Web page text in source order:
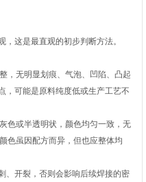
这是最直观的初步判断方法。
，无明显划痕、气泡、凹陷、凸起
，可能是原料纯度低或生产工艺不
色或半透明状，颜色均匀一致‌，无
色虽因配方而异，但也应整体均
、开裂‌，否则会影响后续焊接的密